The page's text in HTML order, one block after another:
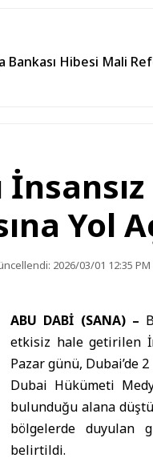
Bankası Hibesi Mali
Yol
2026/03/01 12:35 PM
ABU DABİ (SANA) –
etkisiz hale getirilen
Pazar günü, Dubai’de
Dubai Hükümeti
bulunduğu alana
bölgelerde duyulan
belirtildi.